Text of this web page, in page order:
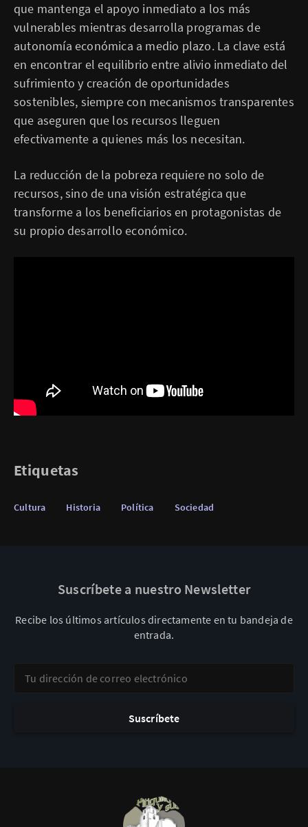
que mantenga el apoyo inmediato a los más
vulnerables mientras desarrolla programas de
autonomía económica a medio plazo. La clave está
en encontrar el equilibrio entre alivio inmediato del
sufrimiento y creación de oportunidades
sostenibles, siempre con mecanismos transparentes
que aseguren que los recursos lleguen
efectivamente a quienes más los necesitan.
La reducción de la pobreza requiere no solo de
recursos, sino de una visión estratégica que
transforme a los beneficiarios en protagonistas de
su propio desarrollo económico.
Etiquetas
Cultura Historia Política Sociedad
Suscríbete a nuestro Newsletter
Recibe los últimos artículos directamente en tu bandeja de
entrada.
Suscríbete